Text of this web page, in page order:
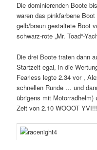
Die dominierenden Boote
waren das pinkfarbene
gelb/braun gestaltete Boot
schwarz-rote „Mr. Toad“-
Die drei Boote traten dann
Startzeit egal, in die
Fearless legte 2.34 vor ,
schnellen Runde … und
übrigens mit Motorradhelm)
Zeit von 2.10 WOOOT YVI!!!